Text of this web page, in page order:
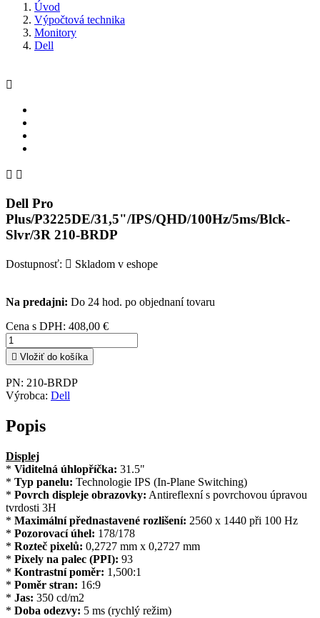
Úvod
Výpočtová technika
Monitory
Dell

 
Dell Pro
Plus/P3225DE/31,5"/IPS/QHD/100Hz/5ms/Blck-
Slvr/3R 210-BRDP
Dostupnosť:  Skladom v eshope
Na predajni: Do 24 hod. po objednaní tovaru
Cena s DPH: 408,00 €
 Vložiť do košíka
PN: 210-BRDP
Výrobca: Dell
Popis
Displej
* Viditelná úhlopříčka: 31.5"
* Typ panelu: Technologie IPS (In-Plane Switching)
* Povrch displeje obrazovky: Antireflexní s povrchovou úpravou
tvrdosti 3H
* Maximální přednastavené rozlišení: 2560 x 1440 při 100 Hz
* Pozorovací úhel: 178/178
* Rozteč pixelů: 0,2727 mm x 0,2727 mm
* Pixely na palec (PPI): 93
* Kontrastní poměr: 1,500:1
* Poměr stran: 16:9
* Jas: 350 cd/m2
* Doba odezvy: 5 ms (rychlý režim)